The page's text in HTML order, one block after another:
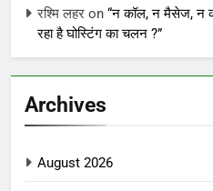
रश्मि लहर on “न कॉल, न मैसेज, न
रहा है घोस्टिंग का चलन ?”
Archives
August 2026